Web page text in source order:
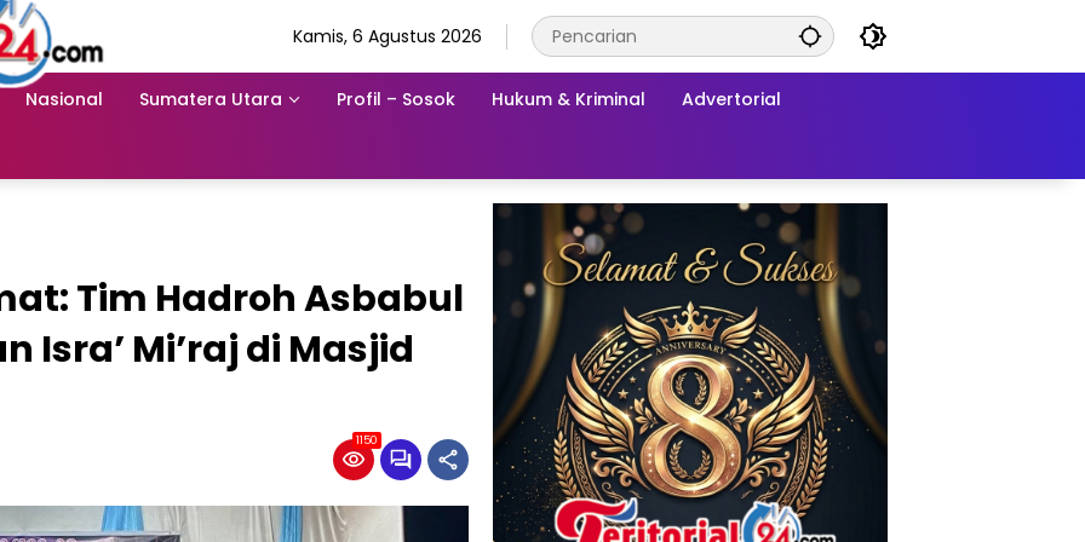
Kamis, 6 Agustus 2026
Nasional Sumatera Utara Profil – Sosok Hukum & Kriminal Advertorial
Tim Hadroh Asbabul
Isra’ Mi’raj di Masjid
1150